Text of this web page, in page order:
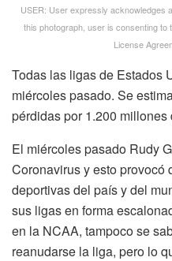
USER: User expressly acknowledges
this photograph, user is consenting
License
Todas las ligas de Estados
miércoles pasado. Se
pérdidas por 1.200 millones
El miércoles pasado Rudy
Coronavirus y esto provocó
deportivas del país y del
sus ligas en forma
en la NCAA, tampoco se
reanudarse la liga, pero lo